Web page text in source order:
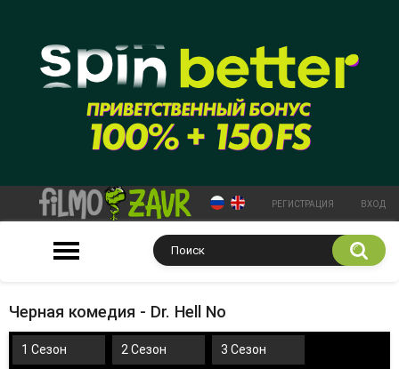
РЕГИСТРАЦИЯ ВХОД
Черная комедия - Dr. Hell No
1 Сезон 2 Сезон 3 Сезон